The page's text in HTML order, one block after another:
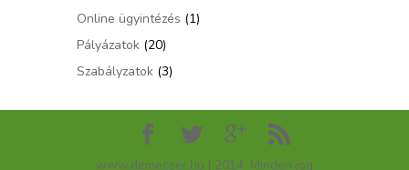
Online ügyintézés (1)
Pályázatok (20)
Szabályzatok (3)
www.demecser.hu | 2014. Minden jog